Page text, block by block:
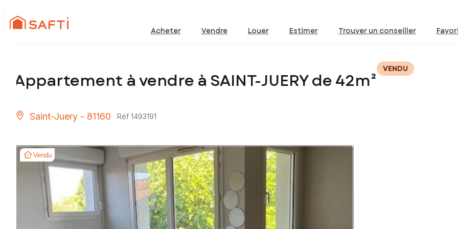
Acheter Vendre Louer Estimer Trouver un conseiller
Appartement à vendre à SAINT-JUERY de 42m²
VENDU
Saint-Juery - 81160 Réf 1493191
Vendu